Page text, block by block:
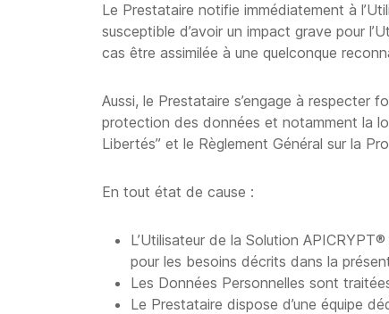
Le Prestataire notifie immédiatement à
susceptible d’avoir un impact grave pour
cas être assimilée à une quelconque
Aussi, le Prestataire s’engage à respecter
protection des données et notamment la
Libertés” et le Règlement Général sur la
En tout état de cause :
L’Utilisateur de la Solution
pour les besoins décrits dans la
Les Données Personnelles sont
Le Prestataire dispose d’une équipe